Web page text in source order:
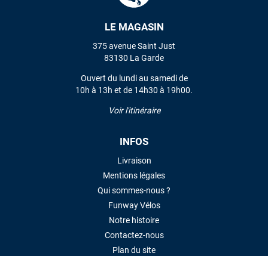
LE MAGASIN
375 avenue Saint Just
83130 La Garde
Ouvert du lundi au samedi de
10h à 13h et de 14h30 à 19h00.
Voir l'itinéraire
INFOS
Livraison
Mentions légales
Qui sommes-nous ?
Funway Vélos
Notre histoire
Contactez-nous
Plan du site
VOIR TOUS LES AVIS
LAISSER UN AVIS